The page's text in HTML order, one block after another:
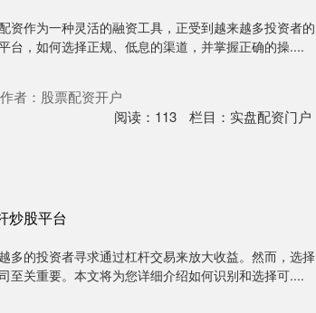
资作为一种灵活的融资工具，正受到越来越多投资者的
台，如何选择正规、低息的渠道，并掌握正确的操....
作者：股票配资开户
阅读： 113 栏目： 实盘配资门户
炒股平台
多的投资者寻求通过杠杆交易来放大收益。然而，选择
至关重要。本文将为您详细介绍如何识别和选择可....